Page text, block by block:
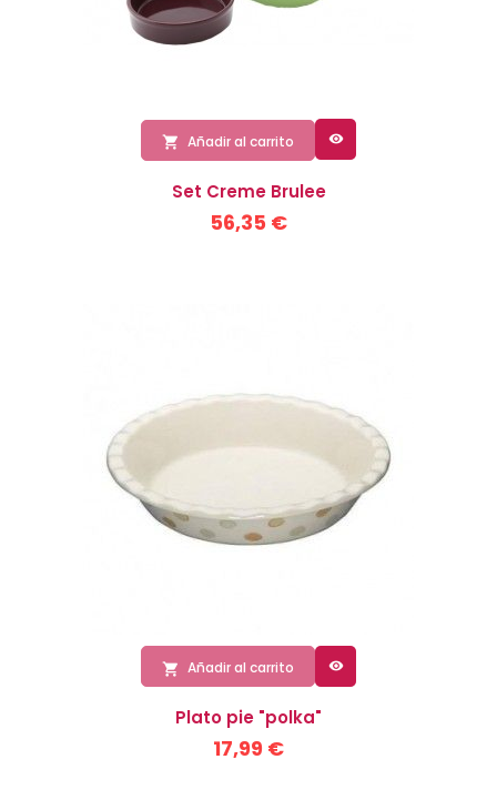
 Añadir al carrito 
Set Creme Brulee
56,35 €
 Añadir al carrito 
Plato pie "polka"
17,99 €